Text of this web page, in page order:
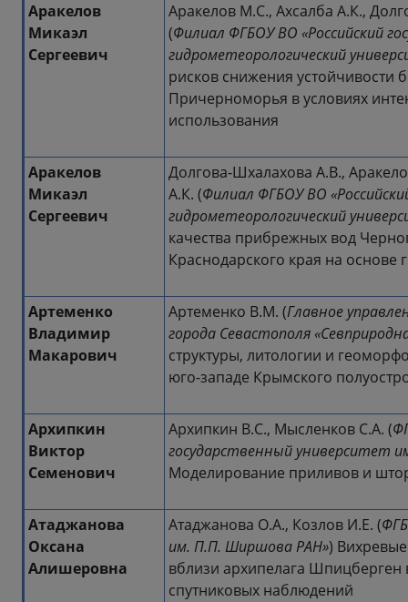
Аракелов
Микаэл
Сергеевич
Аракелов М.С., Ахсалба А.К.,
(Филиал ФГБОУ ВО «Российский
гидрометеорологический
рисков снижения устойчивости
Причерноморья в условиях
использования
Аракелов
Микаэл
Сергеевич
Долгова-Шхалахова А.В.,
А.К. (Филиал ФГБОУ ВО
гидрометеорологический
качества прибрежных вод
Краснодарского края на основе
Артеменко
Владимир
Макарович
Артеменко В.М. (Главное
города Севастополя
структуры, литологии и
юго-западе Крымского
Архипкин
Виктор
Семенович
Архипкин В.С., Мысленков С.А. (
государственный университет
Моделирование приливов и
Атаджанова
Оксана
Алишеровна
Атаджанова О.А., Козлов И.Е. (
им. П.П. Ширшова РАН»)
вблизи архипелага
спутниковых наблюдений